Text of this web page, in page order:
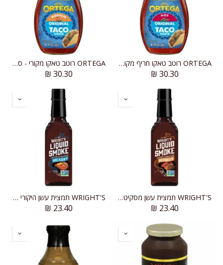
ORTEGA רוטב טאקו חריף מקורי, סמיך וחלק
30.30
₪
ORTEGA רוטב טאקו מקורי - סמיך וחלק
30.30
₪
WRIGHT'S תמצית עשן מסקיט מרוכזת
23.40
₪
WRIGHT'S תמצית עשן היקורי מרוכזת
23.40
₪